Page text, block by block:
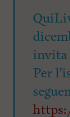
invita
Per